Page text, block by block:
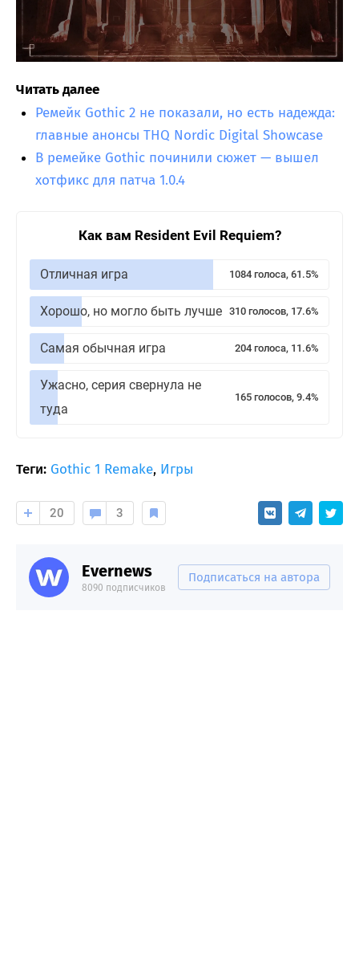
Читать далее
Ремейк Gothic 2 не показали, но есть надежда:
главные анонсы THQ Nordic Digital Showcase
В ремейке Gothic починили сюжет — вышел
хотфикс для патча 1.0.4
Как вам Resident Evil Requiem?
Отличная игра 1084 голоса, 61.5%
Хорошо, но могло быть лучше 310 голосов, 17.6%
Самая обычная игра 204 голоса, 11.6%
Ужасно, серия свернула не
туда
165 голосов, 9.4%
Теги: Gothic 1 Remake, Игры
20 3
Evernews
8090 подписчиков
Подписаться на автора